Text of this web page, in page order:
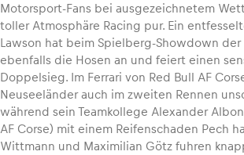
Glossar
Motorsport-Fans bei ausgezeichnetem
toller Atmosphäre Racing pur. Ein
Lawson hat beim Spielberg-Showdown der
ebenfalls die Hosen an und feiert einen
Doppelsieg. Im Ferrari von Red Bull AF
Neuseeländer auch im zweiten Rennen
während sein Teamkollege Alexander
AF Corse) mit einem Reifenschaden Pech
Wittmann und Maximilian Götz fuhren